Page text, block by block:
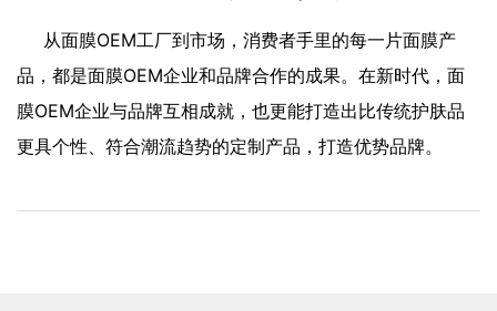
从面膜OEM工厂到市场，消费者手里的每一片面膜产
品，都是面膜OEM企业和品牌合作的成果。在新时代，面
膜OEM企业与品牌互相成就，也更能打造出比传统护肤品
更具个性、符合潮流趋势的定制产品，打造优势品牌。